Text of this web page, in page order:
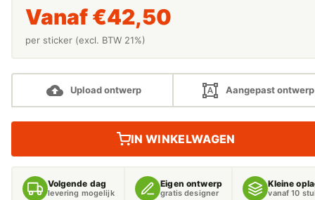
Vanaf €42,50
per sticker (excl. BTW 21%)
Upload ontwerp Aangepast ontwerp
IN WINKELWAGEN
Volgende dag
levering mogelijk
Eigen ontwerp
gratis designer
Kleine
vanaf 10